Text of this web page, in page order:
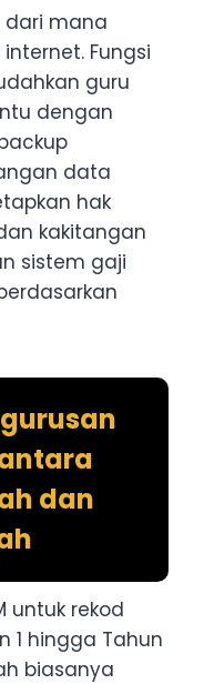
dari mana
Fungsi
guru
dengan
data
hak
kakitangan
sistem gaji
dan
untuk rekod
1 hingga Tahun
biasanya